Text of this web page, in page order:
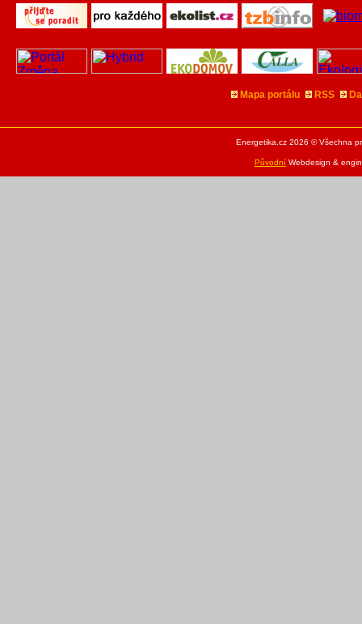
Mapa portálu RSS
Energetika.cz 2026 © Všechna
PůvodníWebdesign &